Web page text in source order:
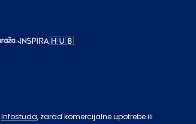
Infostuda, zarad komercijalne upotrebe ili